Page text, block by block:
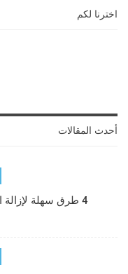
اخترنا لكم
أحدث المقالات
4 طرق سهلة لإزالة البثور والرؤوس السوداء عن الظهر